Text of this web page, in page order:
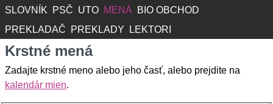
SLOVNÍK PSČ UTO MENÁ
BIO OBCHOD
PREKLADAČ
PREKLADY LEKTORI
Krstné mená
Zadajte krstné meno alebo jeho časť, alebo prejdite na
kalendár mien.